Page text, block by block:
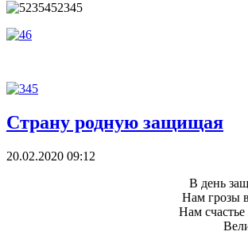
Страну родную защищая
20.02.2020 09:12
В день
Нам грозы
Нам